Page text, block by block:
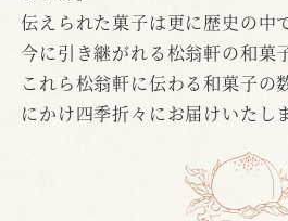
伝えられた菓子は更に歴史の中
今に引き継がれる松翁軒の和菓
これら松翁軒に伝わる和菓子の
にかけ四季折々にお届けいたし